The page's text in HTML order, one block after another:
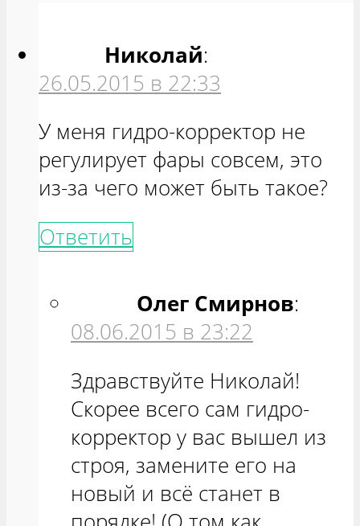
Николай:
26.05.2015 в 22:33
У меня гидро-корректор не
регулирует фары совсем, это
из-за чего может быть такое?
Ответить
Олег Смирнов:
08.06.2015 в 23:22
Здравствуйте Николай!
Скорее всего сам гидро-
корректор у вас вышел из
строя, замените его на
новый и всё станет в